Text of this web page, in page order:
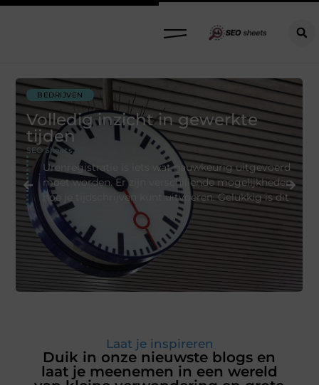
BEDRIJVEN
Volledig inzicht in gewerkte
tijden
SEO Sheets.nl
Urenregistratie is iets wat nauwkeurig uitgevoerd
moet worden. Er zijn verschillende mogelijkheden
hoe je tijdschrijven kunt uitvoeren. Gelukkig is dit
Laat je inspireren
Duik in onze nieuwste blogs en
laat je meenemen in een wereld